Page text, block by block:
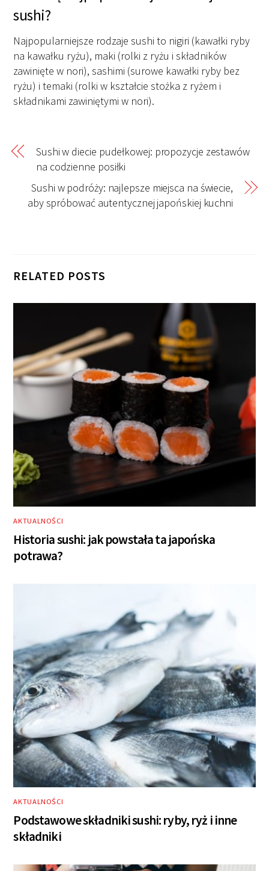
sushi?
Najpopularniejsze rodzaje sushi to nigiri (kawałki ryby
na kawałku ryżu), maki (rolki z ryżu i składników
zawinięte w nori), sashimi (surowe kawałki ryby bez
ryżu) i temaki (rolki w kształcie stożka z ryżem i
składnikami zawiniętymi w nori).
Sushi w diecie pudełkowej: propozycje zestawów
na codzienne posiłki
Sushi w podróży: najlepsze miejsca na świecie,
aby spróbować autentycznej japońskiej kuchni
RELATED POSTS
AKTUALNOŚCI
Historia sushi: jak powstała ta japońska
potrawa?
AKTUALNOŚCI
Podstawowe składniki sushi: ryby, ryż i inne
składniki